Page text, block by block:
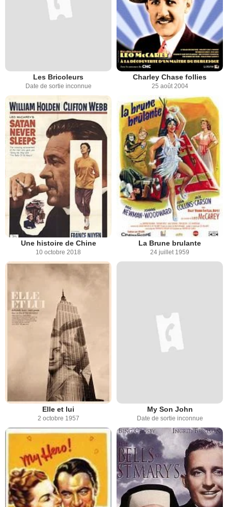
Les Bricoleurs
Date de sortie inconnue
Charley Chase follies
25 août 2004
Une histoire de Chine
10 octobre 2018
La Brune brulante
24 juillet 1959
Elle et lui
2 octobre 1957
My Son John
Date de sortie inconnue